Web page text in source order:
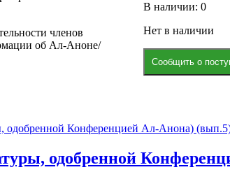
членов
об Ал-Аноне/
В наличии: 0
Нет в наличии
Сообщить о
одобренной